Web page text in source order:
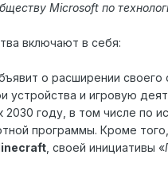
Microsoft по
включают в себя:
о расширении своего
устройства и игровую
2030 году, в том числе по
программы. Кроме того,
, своей инициативы «